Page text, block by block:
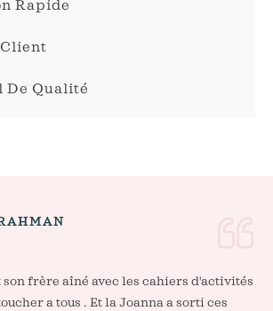
Rapide
De Qualité
son frère aîné avec les cahiers d'activités
a tous . Et la Joanna a sorti ces